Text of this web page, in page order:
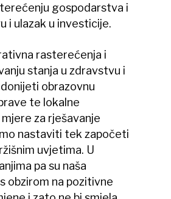
gospodarstva i
i ulazak u investicije.
rasterećenja i
stanja u zdravstvu i
obrazovnu
te lokalne
za rješavanje
nastaviti tek započeti
uvjetima. U
pa su naša
obzirom na pozitivne